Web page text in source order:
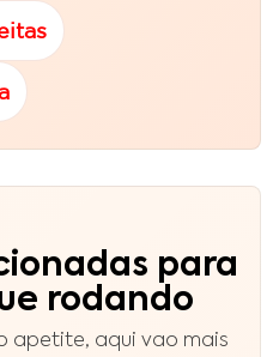
para
rodando
apetite, aqui vao mais